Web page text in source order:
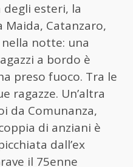
esteri, la
Maida, Catanzaro,
notte: una
a bordo è
preso fuoco. Tra le
ragazze. Un’altra
da Comunanza,
di anziani è
dall’ex
il 75enne